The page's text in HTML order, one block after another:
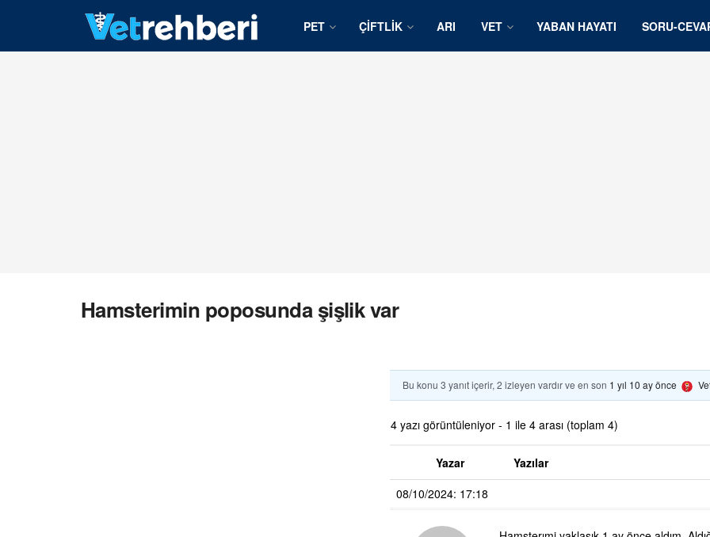
PET ÇIFTLIK ARI VET YABAN HAYATI SORU-
Hamsterimin poposunda şişlik var
Bu konu 3 yanıt içerir, 2 izleyen vardır ve en son 1 yıl 10 ay önce
4 yazı görüntüleniyor - 1 ile 4 arası (toplam 4)
Yazar
Yazılar
08/10/2024: 17:18